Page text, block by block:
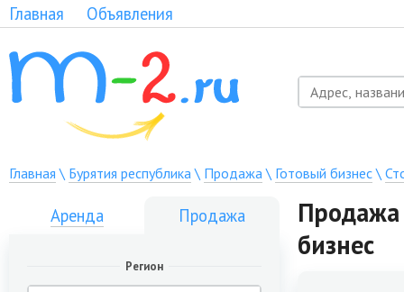
Главная Объявления
Главная \ Бурятия республика\ Продажа\ Готовый бизнес\
Аренда Продажа
Регион
Продажа
бизнес